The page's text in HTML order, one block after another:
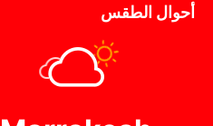
أحوال الطقس